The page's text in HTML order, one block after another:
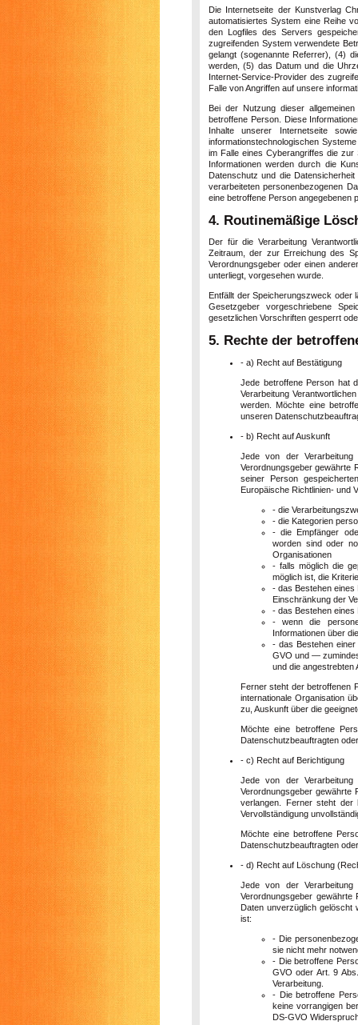
Die Internetseite der Kunstverlag
automatisiertes System eine Reihe
den Logfiles des Servers
zugreifenden System verwendete
gelangt (sogenannte Referrer), (4)
werden, (5) das Datum und die
Internet-Service-Provider des
Falle von Angriffen auf unsere
Bei der Nutzung dieser
betroffene Person. Diese
Inhalte unserer Internetseite
informationstechnologischen
im Falle eines Cyberangriffes die zur
Informationen werden durch die
Datenschutz und die
verarbeiteten personenbezogenen
eine betroffene Person angegebenen
4. Routinemäßige
Der für die Verarbeitung
Zeitraum, der zur Erreichung des
Verordnungsgeber oder einen
unterliegt, vorgesehen wurde.
Entfällt der Speicherungszweck oder
Gesetzgeber vorgeschriebene
gesetzlichen Vorschriften gesperrt
5. Rechte der
- a) Recht auf Bestätigung
Jede betroffene Person hat
Verarbeitung
werden. Möchte eine
unseren
- b) Recht auf Auskunft
Jede von der Verarbeitung
Verordnungsgeber gewährte
seiner Person
Europäische Richtlinien- und
- die
- die Kategorien
- die Empfänger
worden sind oder
Organisationen
- falls möglich die
möglich ist, die
- das Bestehen eines
Einschränkung der
- das Bestehen eines
- wenn die
Informationen über
- das Bestehen einer
GVO und —
und die angestrebten
Ferner steht der betroffenen
internationale Organisation
zu, Auskunft über die
Möchte eine betroffene
Datenschutzbeauftragten
- c) Recht auf Berichtigung
Jede von der Verarbeitung
Verordnungsgeber gewährte
verlangen. Ferner steht der
Vervollständigung
Möchte eine betroffene
Datenschutzbeauftragten
- d) Recht auf Löschung
Jede von der Verarbeitung
Verordnungsgeber
Daten unverzüglich gelöscht
ist:
- Die
sie nicht mehr
- Die betroffene
GVO oder Art. 9
Verarbeitung.
- Die betroffene
keine vorrangigen
DS-GVO